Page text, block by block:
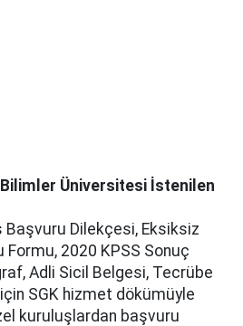
Üniversitesi İstenilen
Dilekçesi, Eksiksiz
2020 KPSS Sonuç
Adli Sicil Belgesi, Tecrübe
SGK hizmet dökümüyle
kuruluşlardan başvuru